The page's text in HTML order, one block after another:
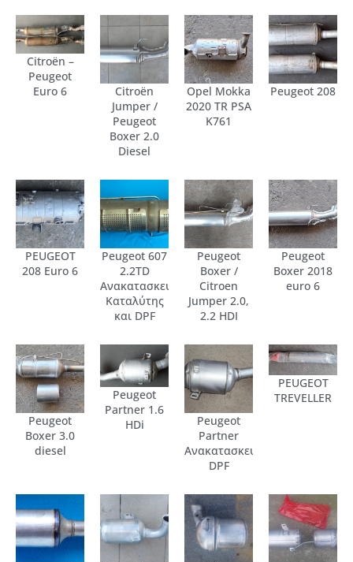
Citroën –
Peugeot
Euro 6
Citroën
Jumper /
Peugeot
Boxer 2.0
Diesel
Opel Mokka
2020 TR PSA
K761
Peugeot 208
PEUGEOT
208 Euro 6
Peugeot 607
2.2TD
Ανακατασκευασμένος
Καταλύτης
και DPF
Peugeot
Boxer /
Citroen
Jumper 2.0,
2.2 HDI
Peugeot
Boxer 2018
euro 6
Peugeot
Boxer 3.0
diesel
Peugeot
Partner 1.6
HDi
Peugeot
Partner
Ανακατασκευασμένο
DPF
PEUGEOT
TREVELLER